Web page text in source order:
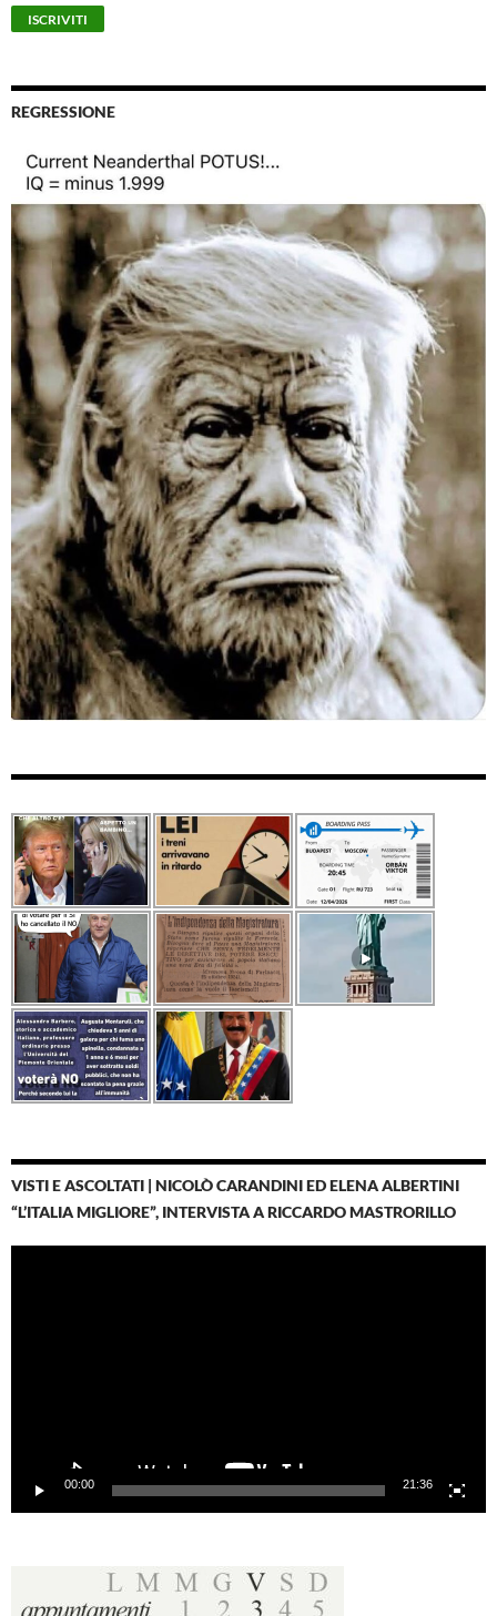
REGRESSIONE
VISTI E ASCOLTATI | NICOLÒ CARANDINI ED ELENA ALBERTINI
“L’ITALIA MIGLIORE”, INTERVISTA A RICCARDO MASTRORILLO
00:00 21:36